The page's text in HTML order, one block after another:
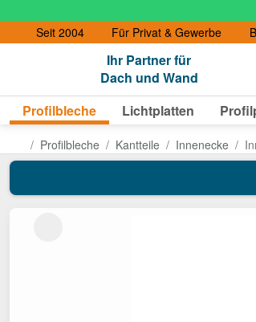
Seit 2004
Für Privat & Gewerbe
Ihr Partner für
Dach und Wand
Profilbleche Lichtplatten
Profilbleche Kantteile Innenecke